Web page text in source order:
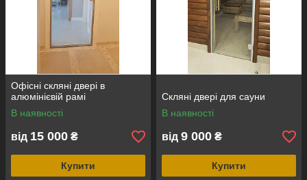
Офісні скляні двері в
алюмінієвій рамі
В наявності
від 15 000 ₴
Купити
Скляні двері для сауни
В наявності
від 9 000 ₴
Купити